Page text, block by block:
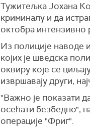
Тужитељка Јохана
криминалу и да
октобра интензивно
Из полиције наводе
којих је шведска
оквиру које се
извршавају други,
"Важно је показати
осећати безбедно",
операције "Фриг".